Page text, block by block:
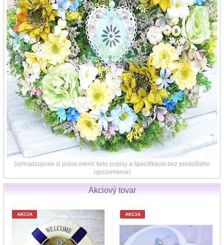
(vyhradzujeme si právo meniť tieto popisy a špecifikácie bez predošlého
upozornenia)
Akciový tovar
AKCIA AKCIA